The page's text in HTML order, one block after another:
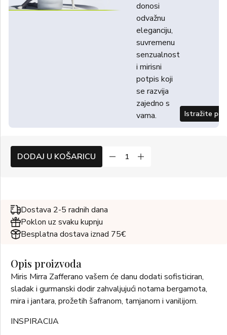
donosi
odvažnu
eleganciju,
suvremenu
senzualnost
i mirisni
potpis koji
se razvija
zajedno s
vama.
Istražite
DODAJ U KOŠARICU
Dostava 2-5 radnih dana
Poklon uz svaku kupnju
Besplatna dostava iznad 75€
Opis proizvoda
Miris Mirra Zafferano vašem će danu dodati sofisticiran,
sladak i gurmanski dodir zahvaljujući notama bergamota,
mira i jantara, prožetih šafranom, tamjanom i vanilijom.
INSPIRACIJA